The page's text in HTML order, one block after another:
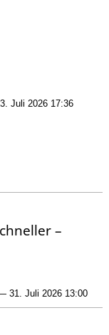
Juli 2026 17:36
–
31. Juli 2026 13:00